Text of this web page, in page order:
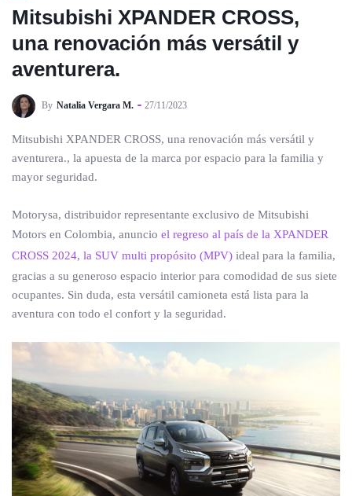
Mitsubishi XPANDER CROSS,
una renovación más versátil y
aventurera.
By Natalia Vergara M. 27/11/2023
Mitsubishi XPANDER CROSS, una renovación más versátil y
aventurera., la apuesta de la marca por espacio para la familia y
mayor seguridad.
Motorysa, distribuidor representante exclusivo de Mitsubishi
Motors en Colombia, anuncio el regreso al país de la XPANDER
CROSS 2024, la SUV multi propósito (MPV) ideal para la familia,
gracias a su generoso espacio interior para comodidad de sus siete
ocupantes. Sin duda, esta versátil camioneta está lista para la
aventura con todo el confort y la seguridad.